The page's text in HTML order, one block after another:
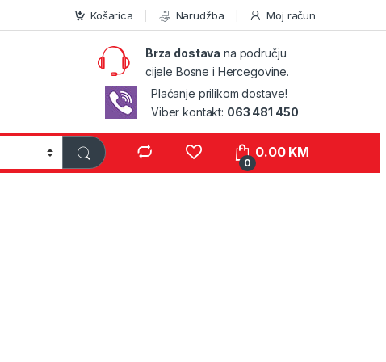
Košarica Narudžba Moj račun
Brza dostava na području
cijele Bosne i Hercegovine.
Plaćanje prilikom dostave!
Viber kontakt: 063 481 450
0
0.00 KM